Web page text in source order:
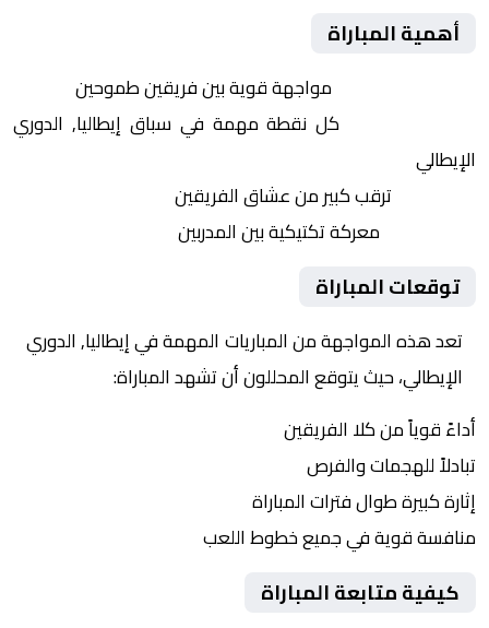
أهمية المباراة
مواجهة قوية بين فريقين طموحين
كل نقطة مهمة في سباق إيطاليا, الدوري
الإيطالي
ترقب كبير من عشاق الفريقين
معركة تكتيكية بين المدربين
توقعات المباراة
تعد هذه المواجهة من المباريات المهمة في إيطاليا, الدوري
الإيطالي، حيث يتوقع المحللون أن تشهد المباراة:
أداءً قوياً من كلا الفريقين
تبادلاً للهجمات والفرص
إثارة كبيرة طوال فترات المباراة
منافسة قوية في جميع خطوط اللعب
كيفية متابعة المباراة